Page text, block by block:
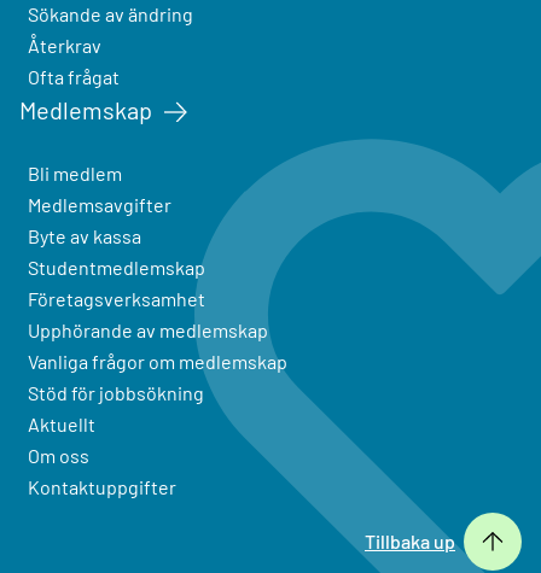
Sökande av ändring
Återkrav
Ofta frågat
Medlemskap
Bli medlem
Medlemsavgifter
Byte av kassa
Studentmedlemskap
Företagsverksamhet
Upphörande av medlemskap
Vanliga frågor om medlemskap
Stöd för jobbsökning
Aktuellt
Om oss
Kontaktuppgifter
Tillbaka up